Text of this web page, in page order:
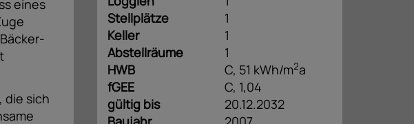
eines
die sich
Stellplätze
1
Keller
1
Abstellräume
1
HWB
C, 51 kWh/m2a
fGEE
C, 1,04
gültig bis
20.12.2032